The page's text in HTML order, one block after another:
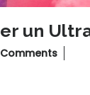
un